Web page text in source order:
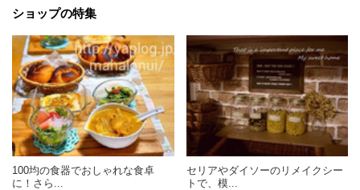
ショップの特集
100均の食器でおしゃれな食卓
に！さら...
セリアやダイソーのリメイクシー
トで、模...